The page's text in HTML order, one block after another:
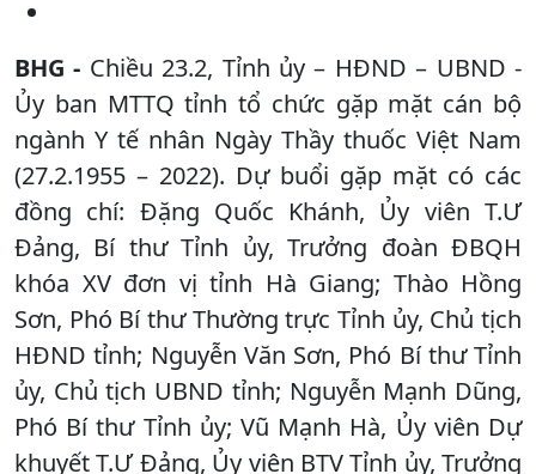
BHG - Chiều 23.2, Tỉnh ủy – HĐND – UBND -
Ủy ban MTTQ tỉnh tổ chức gặp mặt cán bộ
ngành Y tế nhân Ngày Thầy thuốc Việt Nam
(27.2.1955 – 2022). Dự buổi gặp mặt có các
đồng chí: Đặng Quốc Khánh, Ủy viên T.Ư
Đảng, Bí thư Tỉnh ủy, Trưởng đoàn ĐBQH
khóa XV đơn vị tỉnh Hà Giang; Thào Hồng
Sơn, Phó Bí thư Thường trực Tỉnh ủy, Chủ tịch
HĐND tỉnh; Nguyễn Văn Sơn, Phó Bí thư Tỉnh
ủy, Chủ tịch UBND tỉnh; Nguyễn Mạnh Dũng,
Phó Bí thư Tỉnh ủy; Vũ Mạnh Hà, Ủy viên Dự
khuyết T.Ư Đảng, Ủy viên BTV Tỉnh ủy, Trưởng